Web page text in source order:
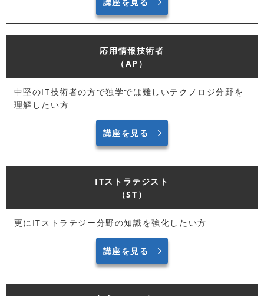
応用情報技術者
（AP）
中堅のIT技術者の方で独学では難しいテクノロジ分野を
理解したい方
講座を見る
ITストラテジスト
（ST）
更にITストラテジー分野の知識を強化したい方
講座を見る